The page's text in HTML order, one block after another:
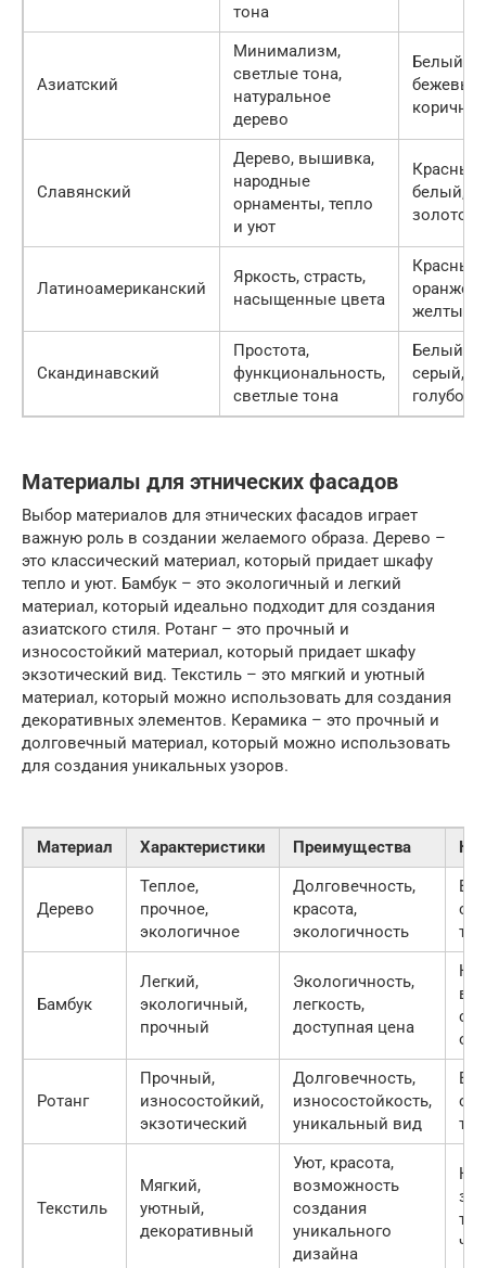
тона
Азиатский
Минимализм,
светлые тона,
натуральное
дерево
Белый,
бежевый,
Славянский
Дерево, вышивка,
народные
орнаменты, тепло
и уют
Красный,
белый,
золотой
Латиноамериканский
Яркость, страсть,
насыщенные цвета
Красный,
желтый
Скандинавский
Простота,
функциональность,
светлые тона
Белый,
серый,
голубой
Материалы для этнических фасадов
Выбор материалов для этнических фасадов играет
важную роль в создании желаемого образа. Дерево –
это классический материал, который придает шкафу
тепло и уют. Бамбук – это экологичный и легкий
материал, который идеально подходит для создания
азиатского стиля. Ротанг – это прочный и
износостойкий материал, который придает шкафу
экзотический вид. Текстиль – это мягкий и уютный
материал, который можно использовать для создания
декоративных элементов. Керамика – это прочный и
долговечный материал, который можно использовать
для создания уникальных узоров.
Материал Характеристики Преимущества
Дерево
Теплое,
прочное,
экологичное
Долговечность,
красота,
экологичность
Бамбук
Легкий,
экологичный,
прочный
Экологичность,
легкость,
доступная цена
Не
Ротанг
Прочный,
износостойкий,
экзотический
Долговечность,
износостойкость,
уникальный вид
Текстиль
Мягкий,
уютный,
декоративный
Уют, красота,
возможность
создания
уникального
дизайна
Не